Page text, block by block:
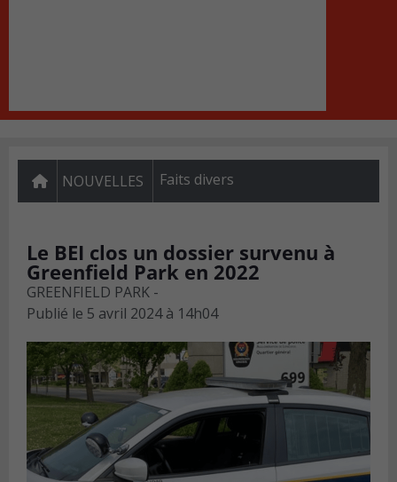
NOUVELLES Faits divers
Le BEI clos un dossier survenu à
Greenfield Park en 2022
GREENFIELD PARK -
Publié le 5 avril 2024 à 14h04